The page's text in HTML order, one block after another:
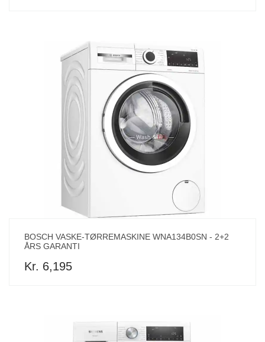
BOSCH VASKE-TØRREMASKINE WNA134B0SN - 2+2
ÅRS GARANTI
Kr. 6,195